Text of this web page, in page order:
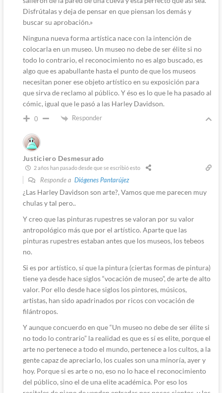
Disfrútalas y deja de pensar en que piensan los demás y
buscar su aprobación.»
Ninguna nueva forma artística nace con la intención de
colocarla en un museo. Un museo no debe de ser élite si no
todo lo contrario, el reconocimiento no es algo buscado, es
algo que es apabullante hasta el punto de que los museos
necesitan poner ese objeto artístico en su exposición para
que sirva de reclamo al público. Y éso es lo que le ha pasado al
cómic, igual que le pasó a las Harley Davidson.
0 Responder
Justiciero Desmesurado
2 años han pasado desde que se escribió esto
Responde a Diógenes Pantarújez
¿Las Harley Davidson son arte?, Vamos que me parecen muy
chulas y tal pero..
Y creo que las pinturas rupestres se valoran por su valor
antropológico más que por el artístico. Aparte que las
pinturas rupestres estaban antes que los museos, los tebeos
no.
Si es por artístico, sí que la pintura (ciertas formas de pintura)
tiene ya desde hace siglos “vocación de museo”, de arte de alto
valor. Por ello desde hace siglos los pintores, músicos,
artistas, han sido apadrinados por ricos con vocación de
filántropos.
Y aunque concuerdo en que “Un museo no debe de ser élite si
no todo lo contrario” la realidad es que es sí es elite, porque el
arte no pertenece a todo el mundo, pertenece a los cultos, a la
gente capaz de apreciarlo, los cuales son una minoría, ayer y
hoy. Porque si es arte o no, eso no lo hace el reconocimiento
del público, sino el de una elite académica. Por eso los